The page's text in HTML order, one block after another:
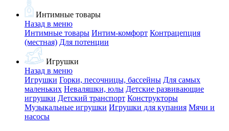
Интимные товары
Назад в меню
Интимные товары Интим-комфорт Контрацепция
(местная) Для потенции
Игрушки
Назад в меню
Игрушки Горки, песочницы, бассейны Для самых
маленьких Неваляшки, юлы Детские развивающие
игрушки Детский транспорт Конструкторы
Музыкальные игрушки Игрушки для купания Мячи и
насосы